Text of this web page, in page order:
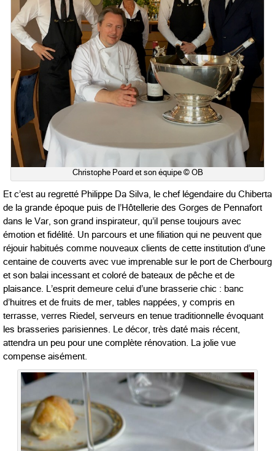
Christophe Poard et son équipe © OB
Et c’est au regretté Philippe Da Silva, le chef légendaire du Chiberta
de la grande époque puis de l’Hôtellerie des Gorges de Pennafort
dans le Var, son grand inspirateur, qu’il pense toujours avec
émotion et fidélité. Un parcours et une filiation qui ne peuvent que
réjouir habitués comme nouveaux clients de cette institution d’une
centaine de couverts avec vue imprenable sur le port de Cherbourg
et son balai incessant et coloré de bateaux de pêche et de
plaisance. L’esprit demeure celui d’une brasserie chic : banc
d’huitres et de fruits de mer, tables nappées, y compris en
terrasse, verres Riedel, serveurs en tenue traditionnelle évoquant
les brasseries parisiennes. Le décor, très daté mais récent,
attendra un peu pour une complète rénovation. La jolie vue
compense aisément.